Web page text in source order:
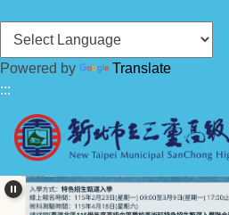
到
主
要
內
容
區
Powered by
Translate
:::